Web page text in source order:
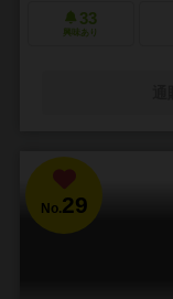
33
興味あり
No.29